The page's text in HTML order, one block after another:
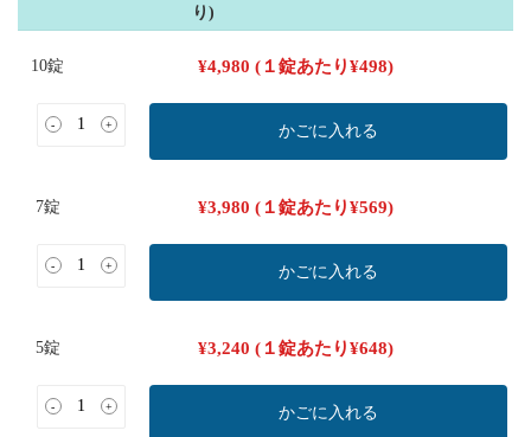
り)
10錠 ¥4,980 (１錠あたり¥498)
- + かごに入れる
7錠 ¥3,980 (１錠あたり¥569)
- + かごに入れる
5錠 ¥3,240 (１錠あたり¥648)
- + かごに入れる